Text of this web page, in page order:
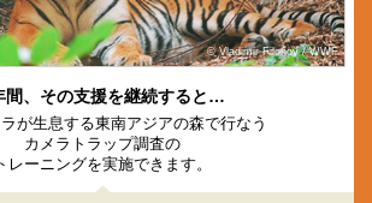
© Vladimir Filonov / WWF
間、その支援を継続すると…
が生息する東南アジアの森で行なう
カメラトラップ調査の
レーニングを実施できます。